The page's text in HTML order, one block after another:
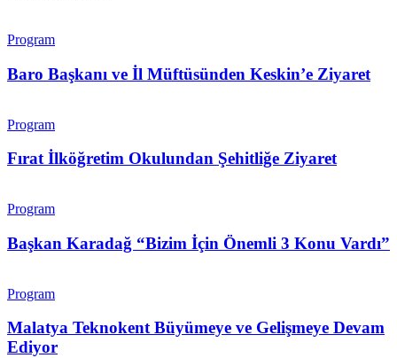
Program
Baro Başkanı ve İl Müftüsünden Keskin’e Ziyaret
Program
Fırat İlköğretim Okulundan Şehitliğe Ziyaret
Program
Başkan Karadağ “Bizim İçin Önemli 3 Konu Vardı”
Program
Malatya Teknokent Büyümeye ve Gelişmeye Devam
Ediyor